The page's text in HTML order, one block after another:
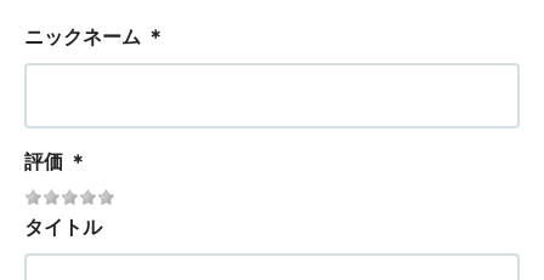
ニックネーム ＊
評価 ＊
タイトル